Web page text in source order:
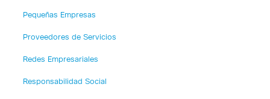
Pequeñas Empresas
Proveedores de Servicios
Redes Empresariales
Responsabilidad Social